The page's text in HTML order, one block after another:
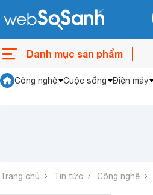
Danh mục sản phẩm
Công nghệ Cuộc sống Điện máy
Trang chủ Tin tức Công nghệ